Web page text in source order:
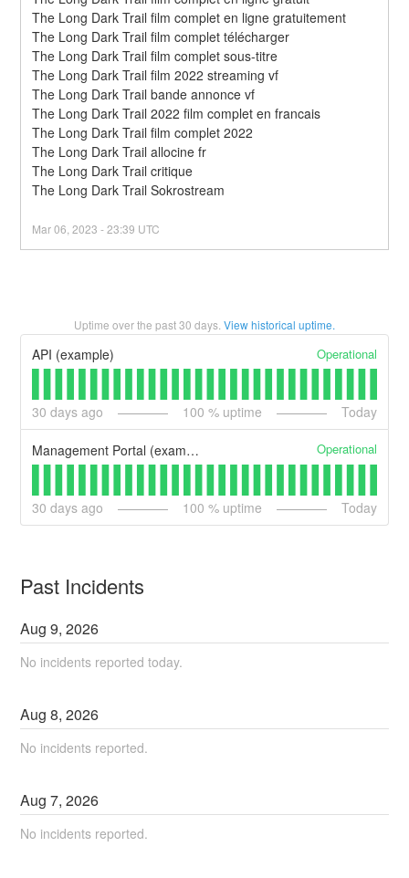
The Long Dark Trail film complet en ligne gratuitement
The Long Dark Trail film complet télécharger
The Long Dark Trail film complet sous-titre
The Long Dark Trail film 2022 streaming vf
The Long Dark Trail bande annonce vf
The Long Dark Trail 2022 film complet en francais
The Long Dark Trail film complet 2022
The Long Dark Trail allocine fr
The Long Dark Trail critique
The Long Dark Trail Sokrostream
Mar06 ,2023 -23:39 UTC
Uptime over the past30 days. View historical uptime.
API (example) Operational
30 days ago 100 % uptime Today
Management Portal (example) Operational
30 days ago 100 % uptime Today
Past Incidents
Aug9,2026
No incidents reported today.
Aug8,2026
No incidents reported.
Aug7,2026
No incidents reported.